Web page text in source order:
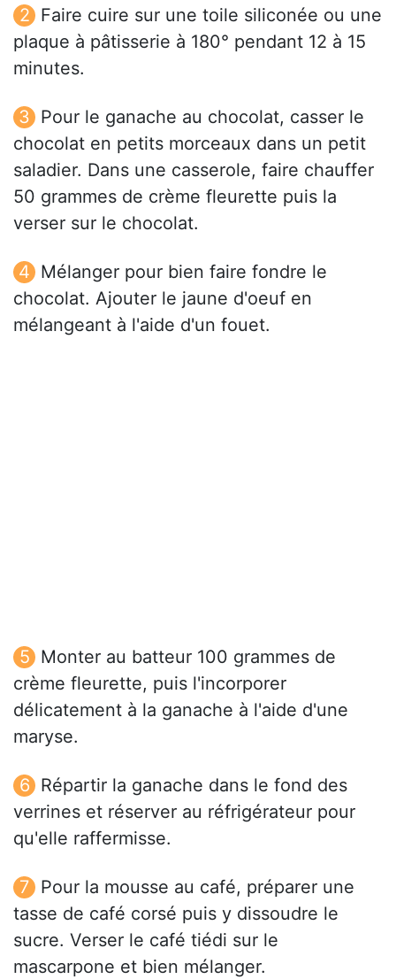
Faire cuire sur une toile siliconée ou une
plaque à pâtisserie à 180° pendant 12 à 15
minutes.
Pour le ganache au chocolat, casser le
chocolat en petits morceaux dans un petit
saladier. Dans une casserole, faire chauffer
50 grammes de crème fleurette puis la
verser sur le chocolat.
Mélanger pour bien faire fondre le
chocolat. Ajouter le jaune d'oeuf en
mélangeant à l'aide d'un fouet.
Monter au batteur 100 grammes de
crème fleurette, puis l'incorporer
délicatement à la ganache à l'aide d'une
maryse.
Répartir la ganache dans le fond des
verrines et réserver au réfrigérateur pour
qu'elle raffermisse.
Pour la mousse au café, préparer une
tasse de café corsé puis y dissoudre le
sucre. Verser le café tiédi sur le
mascarpone et bien mélanger.